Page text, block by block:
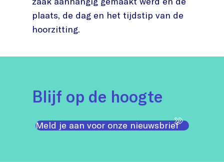
plaats, de dag en het tijdstip van de
hoorzitting.
Blijf op de hoogte
Meld je aan voor onze nieuwsbrief